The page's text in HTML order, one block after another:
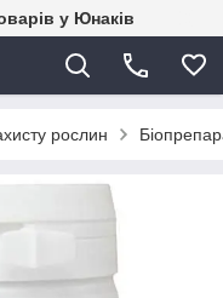
у Юнаків
рослин